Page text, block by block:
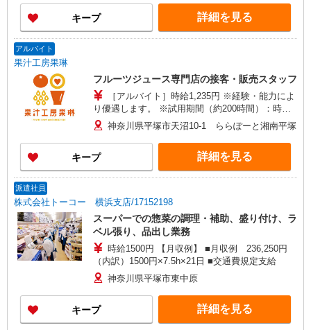
働161,700円 ◎扶養の範囲内OK 初めての方・少し
でも不安のある方、お気軽にお問い合わせくださ
い！
キープ 詳細を見る
アルバイト
果汁工房果琳
フルーツジュース専門店の接客・販売スタッフ
［アルバイト］時給1,235円 ※経験・能力によ
り優遇します。 ※試用期間（約200時間）：時給
1,225円
神奈川県平塚市天沼10-1 ららぽーと湘南平塚
キープ 詳細を見る
派遣社員
株式会社トーコー 横浜支店/17152198
スーパーでの惣菜の調理・補助、盛り付け、ラ
ベル張り、品出し業務
時給1500円 【月収例】 ■月収例 236,250円
（内訳）1500円×7.5h×21日 ■交通費規定支給
神奈川県平塚市東中原
キープ 詳細を見る